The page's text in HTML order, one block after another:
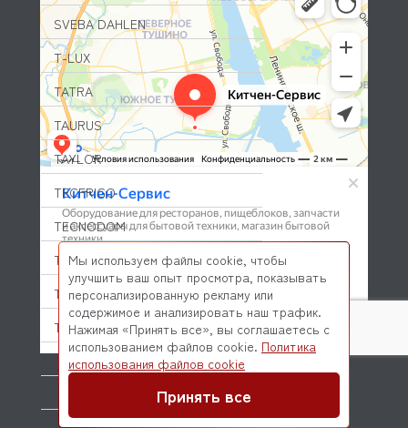
SVEBA DAHLEN
T-LUX
TATRA
TAURUS
TAYLOR
TECFRIGO
TECNODOM
TECNOEKA
TECNOINOX
TEFCOLD
THERMOPLAN
© 2026 Kitchen-Service.com Интернет-магазин запчастей
и оборудования профессиональной кухни
Мы используем файлы cookie, чтобы
улучшить ваш опыт просмотра, показывать
персонализированную рекламу или
содержимое и анализировать наш трафик.
Нажимая «Принять все», вы соглашаетесь с
использованием файлов cookie. Политика
использования файлов cookie
Принять все